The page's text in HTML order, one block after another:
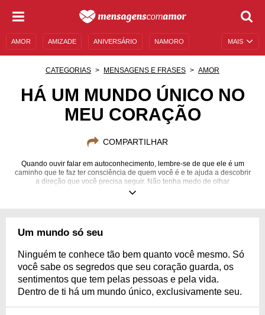
MAIS
AMOR AMIZADE ANIVERSÁRIO NAMORO
UNIVERSO FEMININO DESCULPAS
MENSAGENS E FRASES MENSAGENS DE ANIVERSÁRIO
CATEGORIAS MENSAGENS E FRASES AMOR
HÁ UM MUNDO ÚNICO NO
MEU CORAÇÃO
COMPARTILHAR
Quando ouvir falar em autoconhecimento, lembre-se de que ele é um
caminho que te faz ter consciência de quem você é e te ajuda a descobrir
a direção que você precisa seguir. Não tenha medo de olhar
profundamente. Veja belas mensagens, inspire-se e aprenda como olhar
Um mundo só seu
Ninguém te conhece tão bem quanto você mesmo. Só
você sabe os segredos que seu coração guarda, os
sentimentos que tem pelas pessoas e pela vida.
Dentro de ti há um mundo único, exclusivamente seu.